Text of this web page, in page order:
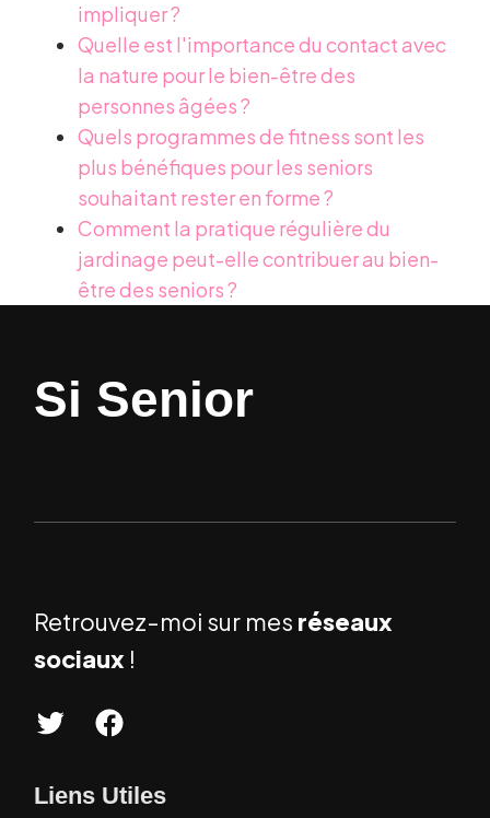
impliquer ?
Quelle est l'importance du contact avec
la nature pour le bien-être des
personnes âgées ?
Quels programmes de fitness sont les
plus bénéfiques pour les seniors
souhaitant rester en forme ?
Comment la pratique régulière du
jardinage peut-elle contribuer au bien-
être des seniors ?
Si Senior
Retrouvez-moi sur mes réseaux
sociaux !
i
c
Liens Utiles